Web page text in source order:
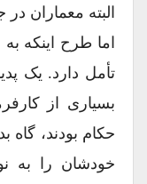
البته معماران در
اما طرح اینکه به
تأمل دارد. یک
بسیاری از
حکام بودند، گاه
خودشان را به